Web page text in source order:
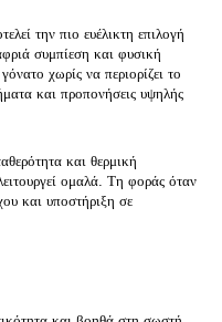
την πιο ευέλικτη επιλογή
συμπίεση και φυσική
χωρίς να περιορίζει το
και προπονήσεις υψηλής
και θερμική
ομαλά. Τη φοράς όταν
και υποστήριξη σε